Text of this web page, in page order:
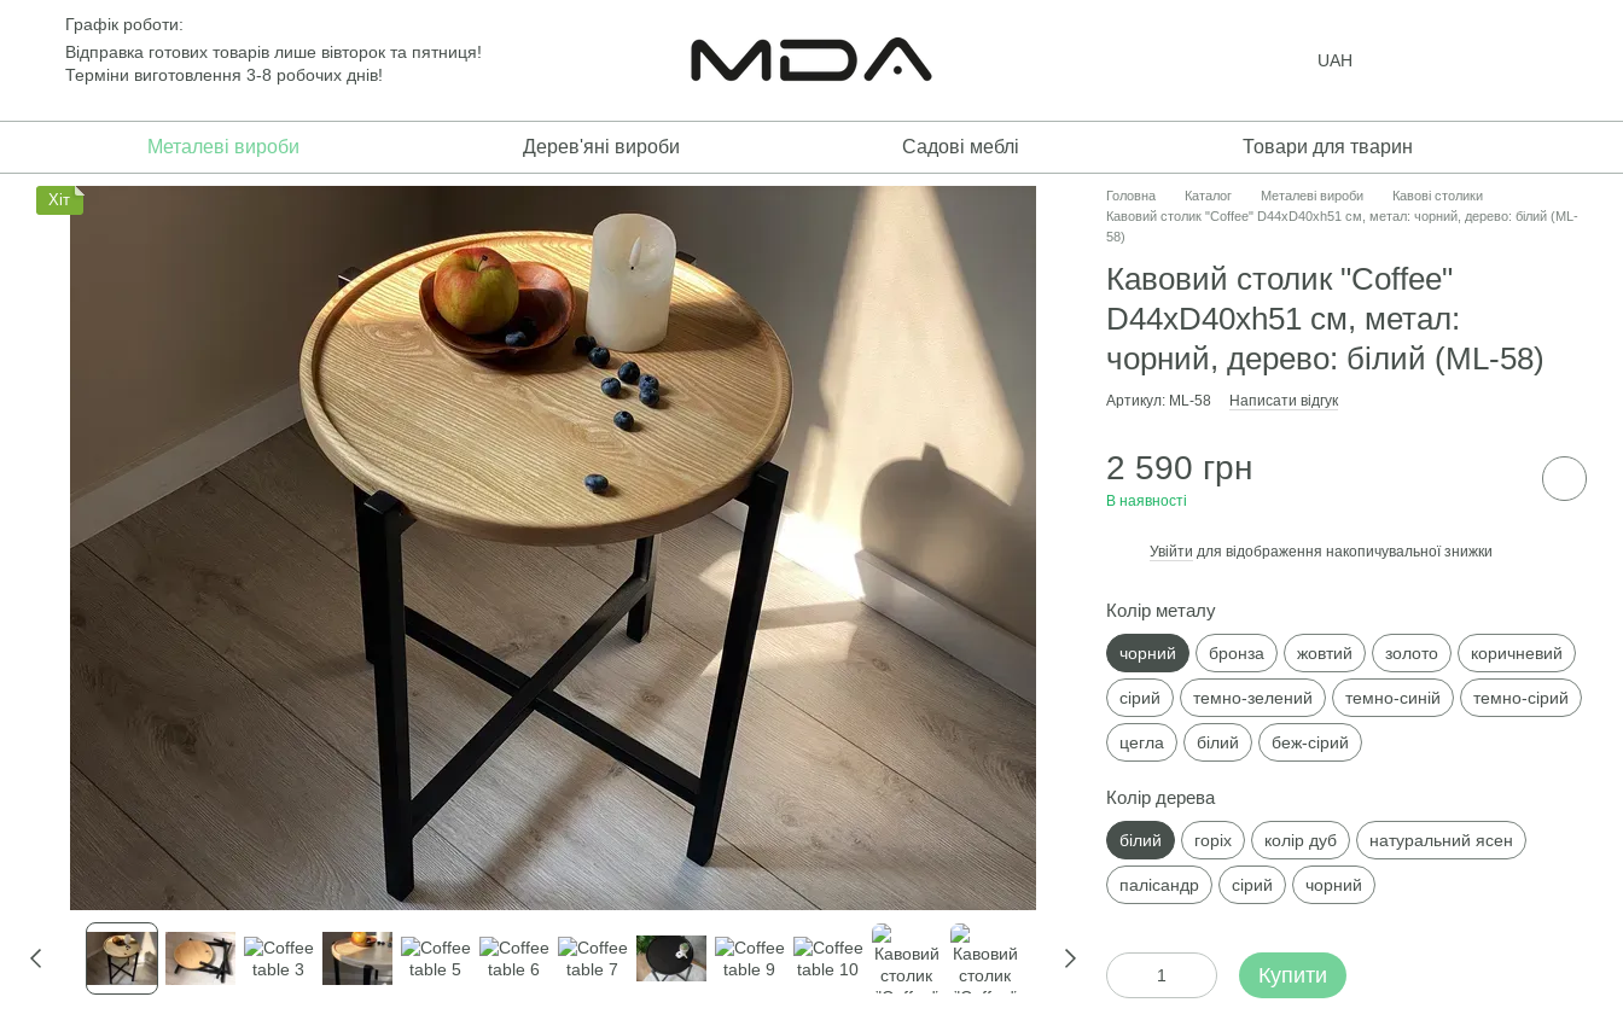
Перейти до основного контенту
Графік роботи:
Відправка готових товарів лише вівторок та пятниця!
Терміни виготовлення 3-8 робочих днів!
UAH
Металеві вироби Дерев'яні вироби Садові меблі Товари для тварин
Головна Каталог Металеві вироби
Кавові столики
Кавовий столик "Coffee" D44хD40хh51 см, метал: чорний, дерево: білий (ML-
58)
Кавовий столик "Coffee"
D44хD40хh51 см, метал:
чорний, дерево: білий (ML-58)
Артикул: ML-58 Написати відгук
2 590 грн
В наявності
Увійти для відображення накопичувальної знижки
Колір металу
чорний бронза жовтий золото коричневий
сірий темно-зелений темно-синій темно-сірий
цегла білий беж-сірий
Колір дерева
білий горіх колір дуб натуральний ясен
палісандр сірий чорний
Купити
Хіт